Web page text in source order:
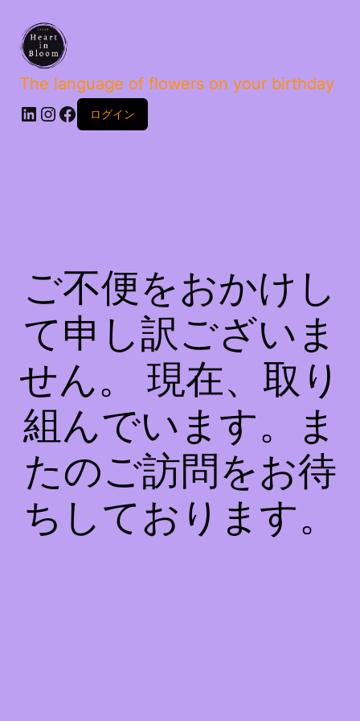
The language of flowers on your birthday
ログイン
ご不便をおかけし
て申し訳ございま
せん。 現在、取り
組んでいます。ま
たのご訪問をお待
ちしております。